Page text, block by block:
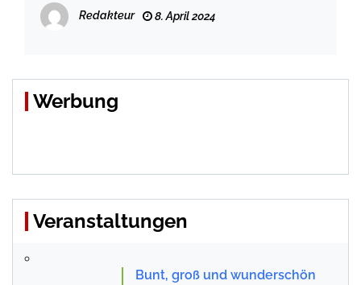
Redakteur 8. April 2024
Werbung
Veranstaltungen
Bunt, groß und wunderschön